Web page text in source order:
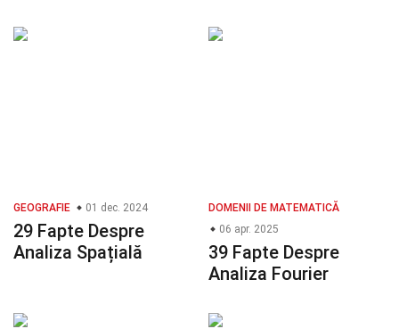
GEOGRAFIE 01 dec. 2024
29 Fapte Despre
Analiza Spațială
DOMENII DE MATEMATICĂ
06 apr. 2025
39 Fapte Despre
Analiza Fourier